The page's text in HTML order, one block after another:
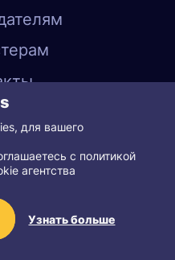
Playbuy
для вашего
с политикой
агентства
Узнать больше